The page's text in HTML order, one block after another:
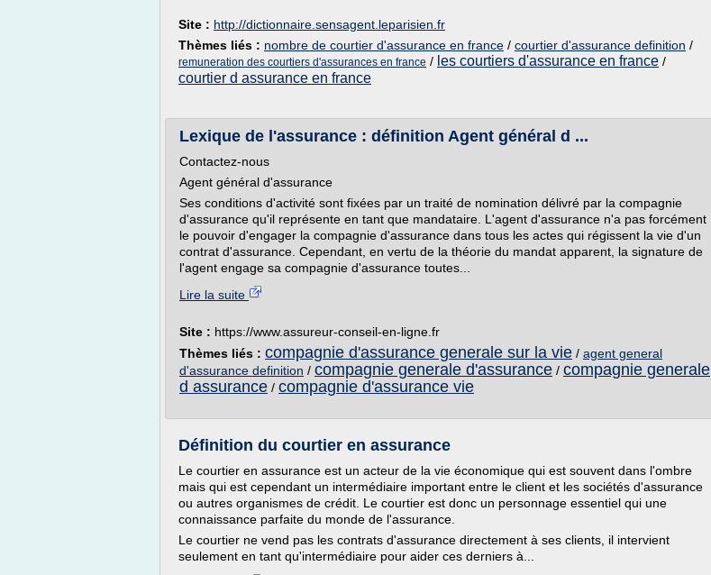
Site : http://dictionnaire.sensagent.leparisien.fr
Thèmes liés : nombre de courtier d'assurance en france / courtier d'assurance definition /
remuneration des courtiers d'assurances en france / les courtiers d'assurance en france /
courtier d assurance en france
Lexique de l'assurance : définition Agent général d ...
Contactez-nous
Agent général d'assurance
Ses conditions d'activité sont fixées par un traité de nomination délivré par la compagnie
d'assurance qu'il représente en tant que mandataire. L'agent d'assurance n'a pas forcément
le pouvoir d'engager la compagnie d'assurance dans tous les actes qui régissent la vie d'un
contrat d'assurance. Cependant, en vertu de la théorie du mandat apparent, la signature de
l'agent engage sa compagnie d'assurance toutes...
Lire la suite
Site : https://www.assureur-conseil-en-ligne.fr
Thèmes liés : compagnie d'assurance generale sur la vie / agent general
d'assurance definition / compagnie generale d'assurance / compagnie generale
d assurance / compagnie d'assurance vie
Définition du courtier en assurance
Le courtier en assurance est un acteur de la vie économique qui est souvent dans l'ombre
mais qui est cependant un intermédiaire important entre le client et les sociétés d'assurance
ou autres organismes de crédit. Le courtier est donc un personnage essentiel qui une
connaissance parfaite du monde de l'assurance.
Le courtier ne vend pas les contrats d'assurance directement à ses clients, il intervient
seulement en tant qu'intermédiaire pour aider ces derniers à...